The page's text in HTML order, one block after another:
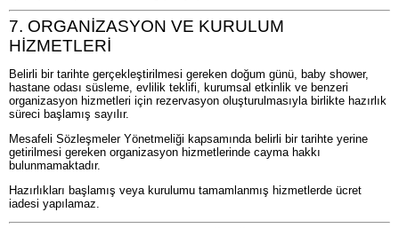
7. ORGANİZASYON VE KURULUM
HİZMETLERİ
Belirli bir tarihte gerçekleştirilmesi gereken doğum günü, baby shower,
hastane odası süsleme, evlilik teklifi, kurumsal etkinlik ve benzeri
organizasyon hizmetleri için rezervasyon oluşturulmasıyla birlikte hazırlık
süreci başlamış sayılır.
Mesafeli Sözleşmeler Yönetmeliği kapsamında belirli bir tarihte yerine
getirilmesi gereken organizasyon hizmetlerinde cayma hakkı
bulunmamaktadır.
Hazırlıkları başlamış veya kurulumu tamamlanmış hizmetlerde ücret
iadesi yapılamaz.